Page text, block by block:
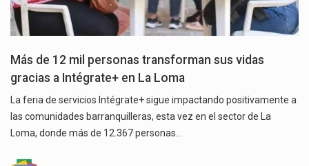
Más de 12 mil personas transforman sus vidas
gracias a Intégrate+ en La Loma
La feria de servicios Intégrate+ sigue impactando positivamente a
las comunidades barranquilleras, esta vez en el sector de La
Loma, donde más de 12.367 personas…